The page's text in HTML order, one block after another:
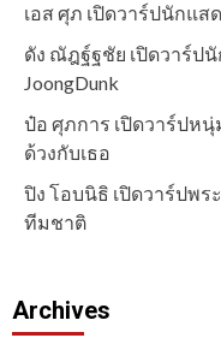
เอส ศุภ เปิดวาร์ปนักแ
ดัง ณัฎฐ์ฐชัย เปิดวาร์ป
JoongDunk
ป๋อ ศุภการ เปิดวาร์ปห
ด้วงกับเธอ
ปิง โอบนิธิ เปิดวาร์ปพ
ทีมชาติ
Archives